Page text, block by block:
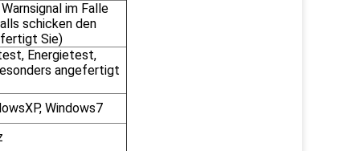
im Falle
schicken den
Sie)
Energietest,
angefertigt
Windows7